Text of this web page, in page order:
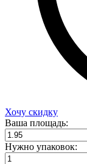
Хочу скидку
Ваша площадь:
Нужно упаковок: